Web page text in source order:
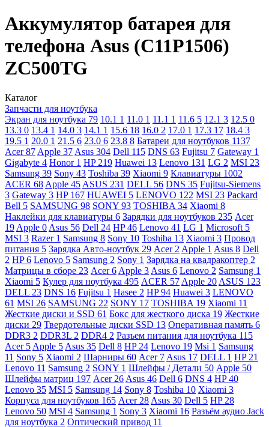
Аккумулятор батарея для
телефона Asus (C11P1506)
ZC500TG
Каталог
Запчасти для ноутбука
Экран для ноутбука 79 10.1 1 11.0 1 11.1 1 11.6 5 12.1 3 12.5 0
13.3 0 13.4 1 14.0 3 14.1 1 15.6 18 16.0 2 17.0 1 17.3 17 18.4 3
19.5 1 20.0 1 21.5 6 23.0 6 23.8 8 Батареи для ноутбуков 1137
Acer87 Apple 37 Asus 304 Dell 115 DNS 63 Fujitsu 7 Gateway 1
Gigabyte 4 Honor 1 HP 219 Huawei 13 Lenovo 131 LG 2 MSI 23
Samsung 39 Sony 43 Toshiba 39 Xiaomi 9 Клавиатуры 1002
ACER 68 Apple 45 ASUS 231 DELL 56 DNS 35 Fujitsu-Siemens
3 Gateway 3 HP 167 HUAWEI 5 LENOVO 122 MSI 23 Packard
Bell 5 SAMSUNG 98 SONY 93 TOSHIBA 34 Xiaomi 8
Наклейки для клавиатуры 6 Зарядки для ноутбуков 235 Acer
19 Apple 0 Asus 56 Dell 24 HP46 Lenovo 41 LG 1 Microsoft 5
MSI 3 Razer 1 Samsung 8 Sony 10 Toshiba 13 Xiaomi 3 Провод
питания 5 Зарядка Авто-ноутбук 29 Acer 2 Apple 1 Asus 8 Dell
2 HP6 Lenovo 5 Samsung 2 Sony 1 Зарядка на квадракоптер 2
Матрицы в сборе 23 Acer6 Apple 3 Asus 6 Lenovo 2 Samsung 1
Xiaomi 5 Кулер для ноутбука 495 ACER 57 Apple 20 ASUS 123
DELL 23 DNS 16 Fujitsu 1 Hasee 2 HP94 Huawei 3 LENOVO
61 MSI 26 SAMSUNG 22 SONY 17 TOSHIBA 19 Xiaomi 11
Жесткие диски и SSD 61 Бокс для жесткого диска 19 Жесткие
диски 29 Твердотельные диски SSD 13 Оперативная память 6
DDR3 2 DDR3L 2 DDR4 2 Разъем питания для ноутбука 115
Acer 5 Apple 5 Asus 35 Dell 8 HP 24 Lenovo 19 Msi 1 Samsung
11 Sony 5 Xiaomi 2 Шарниры 60 Acer 7 Asus 17 DELL 1 HP 21
Lenovo 11 Samsung 2 SONY 1 Шлейфы / Детали 50 Apple 50
Шлейфы матриц 197 Acer 26 Asus 46 Dell 6 DNS 4 HP40
Lenovo 35 MSI 5 Samsung 14 Sony 8 Toshiba 10 Xiaomi 3
Корпуса для ноутбуков 165 Acer 28 Asus 30 Dell 5 HP 28
Lenovo 50 MSI 4 Samsung 1 Sony 3 Xiaomi 16 Разъём аудио Jack
для ноутбука 2 Оптический привод 11